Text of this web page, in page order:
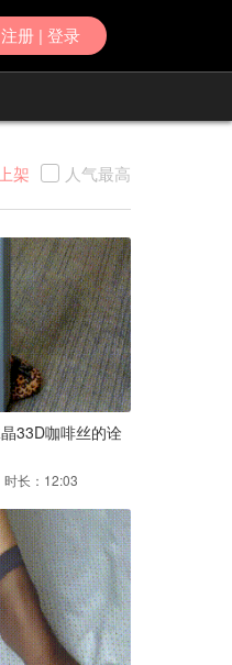
注册 | 登录
架 人气最高
33D咖啡丝的诠
：12:03